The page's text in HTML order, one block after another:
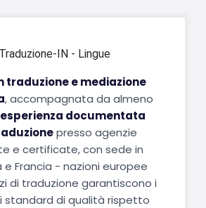
traduzione e mediazione
, accompagnata da almeno
esperienza documentata
presso agenzie
e certificate, con sede in
e Francia - nazioni europee
di traduzione garantiscono i
standard di qualità rispetto